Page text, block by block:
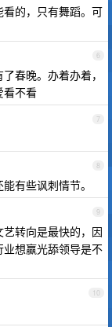
的，只有舞蹈。可
6
春晚。办着办着，
看不看
7
8
有些讽刺情节。
9
转向是最快的，因
想赢光舔领导是不
10